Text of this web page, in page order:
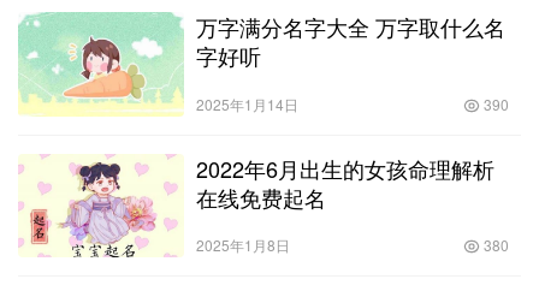
万字满分名字大全 万字取什么名
字好听
2025年1月14日 390
2022年6月出生的女孩命理解析
在线免费起名
2025年1月8日 380